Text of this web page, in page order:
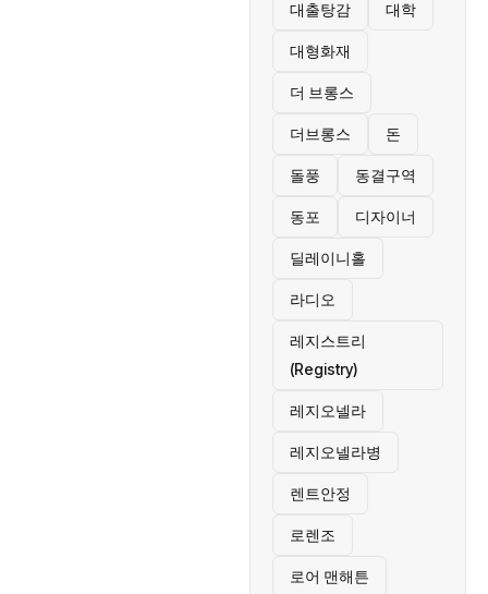
대출탕감 대학
대형화재
더 브롱스
더브롱스 돈
돌풍 동결구역
동포 디자이너
딜레이니홀
라디오
레지스트리
(Registry)
레지오넬라
레지오넬라병
렌트안정
로렌조
로어 맨해튼